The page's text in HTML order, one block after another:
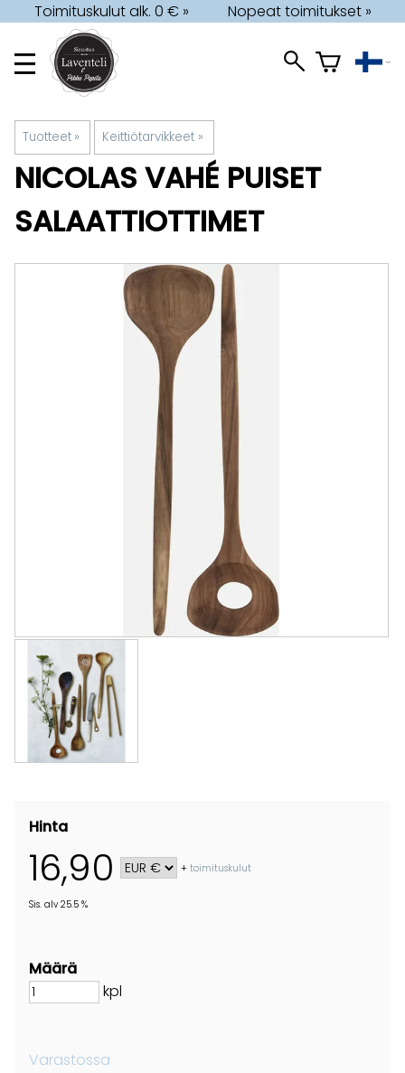
Toimituskulut alk. 0 € » Nopeat toimitukset »
Tuotteet ‪» Keittiötarvikkeet ‪»
NICOLAS VAHÉ PUISET
SALAATTIOTTIMET
Hinta
16,90 +toimituskulut
Sis. alv 25.5 %
Määrä
kpl
Varastossa